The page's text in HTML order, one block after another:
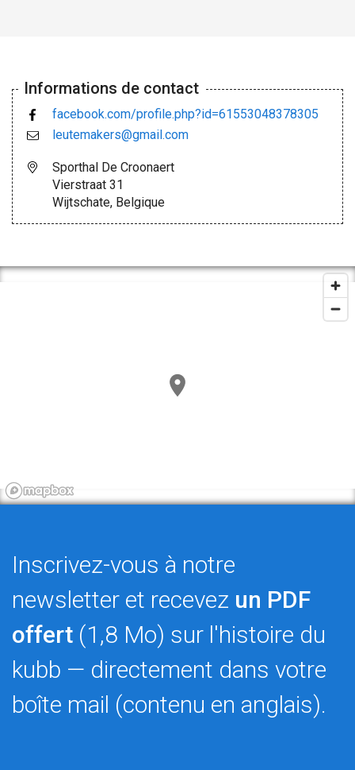
Informations de contact
facebook.com/profile.php?id=61553048378305
leutemakers@gmail.com
Sporthal De Croonaert
Vierstraat 31
Wijtschate, Belgique
Inscrivez-vous à notre
newsletter et recevez un PDF
offert (1,8 Mo) sur l'histoire du
kubb — directement dans votre
boîte mail (contenu en anglais).